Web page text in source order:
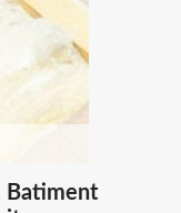
Batiment